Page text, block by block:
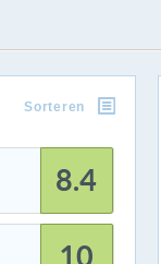
Sorteren
8.4
10